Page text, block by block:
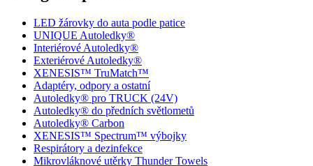
LED žárovky do auta podle patice
UNIQUE Autoledky®
Interiérové Autoledky®
Exteriérové Autoledky®
XENESIS™ TruMatch™
Adaptéry, odpory a ostatní
Autoledky® pro TRUCK (24V)
Autoledky® do předních světlometů
Autoledky® Carbon
XENESIS™ Spectrum™ výbojky
Respirátory a dezinfekce
Mikrovláknové utěrky Thunder Towels